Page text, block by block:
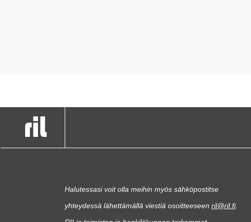
Halutessasi voit olla meihin myös sähköpostitse
yhteydessä lähettämällä viestiä osoitteeseen ril@ril.fi.